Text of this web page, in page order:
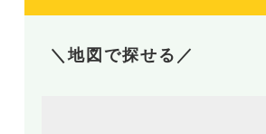
＼地図で探せる／